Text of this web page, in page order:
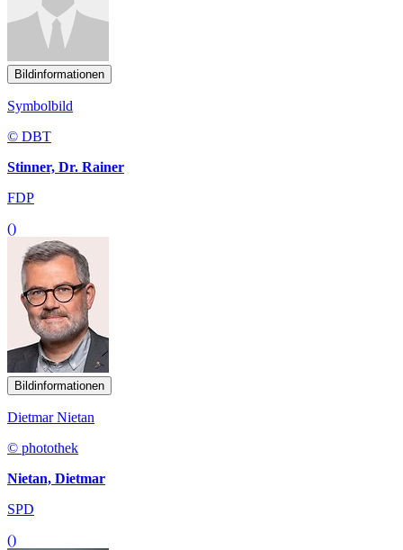
Bildinformationen
Symbolbild
© DBT
Stinner, Dr. Rainer
FDP
()
Bildinformationen
Dietmar Nietan
© photothek
Nietan, Dietmar
SPD
()